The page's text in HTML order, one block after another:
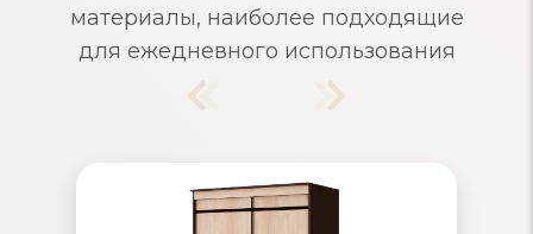
материалы, наиболее подходящие
для ежедневного использования
Шкафы-купе узкие